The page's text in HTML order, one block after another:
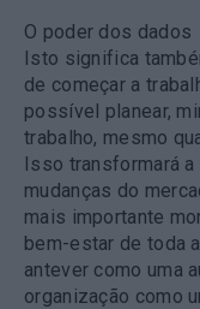
O poder dos dados
Isto significa
de começar a
possível planear,
trabalho, mesmo
Isso transformará
mudanças do
mais importante
bem-estar de toda
antever como uma
organização como